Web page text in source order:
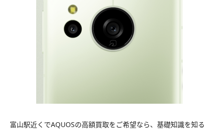
富山駅近くでAQUOSの高額買取をご希望なら、基礎知識を知る